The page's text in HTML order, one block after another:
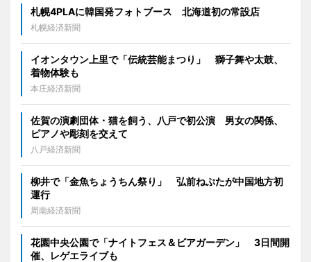
札幌4PLAに韓国発フォトブース 北海道初の常設店
札幌経済新聞
イオンタウン上里で「伝統芸能まつり」 獅子舞や太鼓、
着物体験も
本庄経済新聞
佐賀の演劇団体・猫を飼う、八戸で初公演 男女の関係、
ピアノや彫刻を交えて
八戸経済新聞
柳井で「金魚ちょうちん祭り」 弘前ねぷたが中国地方初
運行
周南経済新聞
花園中央公園で「ナイトフェス＆ビアガーデン」 3日間開
催、レゲエライブも